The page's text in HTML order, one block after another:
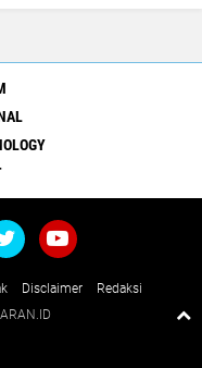
Disclaimer
Redaksi